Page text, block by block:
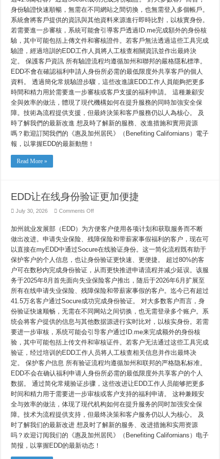
身份驗證快速順暢，無需在不同網站之間切換，也無需登入多個帳戶。
系統會將客戶提供的資訊與其他資料來源進行即時比對，以核實身份。
若需要進一步審核，系統可能會引導客戶透過ID.me完成額外的身份核
驗，其中可能包括上傳文件和審核證件。若客戶無法透過這些工具完成
驗證，經過培訓的EDD工作人員將人工核查相關資訊並作出最終決
定。 保護客戶資訊 所有驗證流程均遵循加州和聯邦的嚴格隱私標準。
EDD不會在確認福利申請人身份所必需的最低限度外共享客戶的個人
資料。 透過簡化常規驗證步驟，這些改進讓EDD工作人員能夠把更多
時間和精力用於需要進一步審核或客戶支援的福利申請。 這種兼顧安
全與效率的做法，體現了現代機構如何在提升服務的同時加強安全保
障。技術為流程提供支援，但最終決策和客戶服務仍以人為核心。 及
時了解我們的最新改進 想及時了解新的服務、改進措施和實用資源
嗎？歡迎訂閱我們的《惠及加州居民》（Benefiting Californians）電子
報，以掌握EDD的最新動態！
Read More »
EDD让在线身份验证更加便捷
July 30, 2026 Comments Offon
在
线
份
验
证
更
加
便
加州就业发展部（EDD）为方便客户使用各项计划和获取服务而不断
做出改进。申请失业保险、残障保险和带薪家事假福利的客户，现在可
以直接在myEDD中通过Socure在线验证身份。这一简化流程既有助于
保护客户的个人信息，也让身份验证更快速、更便捷。 超过80%的客
户可在数秒内完成身份验证，从而更快推进申请流程并减少延误。该服
务于2025年8月首先面向失业保险客户推出，随后于2026年6月扩展至
所有在线申请失业保险、残障保险和带薪家事假的客户。迄今已有超过
41.5万名客户通过Socure成功完成身份验证。 对大多数客户而言，身
份验证快速顺畅，无需在不同网站之间切换，也无需登录多个账户。系
统会将客户提供的信息与其他数据源进行实时比对，以核实身份。若需
要进一步审核，系统可能会引导客户通过ID.me来完成额外的身份核
验，其中可能包括上传文件和审核证件。若客户无法通过这些工具完成
验证，经过培训的EDD工作人员将人工核查相关信息并作出最终决
定。 保护客户信息 所有验证流程均遵循加州和联邦的严格隐私标准。
EDD不会在确认福利申请人身份所必需的最低限度外共享客户的个人
数据。 通过简化常规验证步骤，这些改进让EDD工作人员能够把更多
时间和精力用于需要进一步审核或客户支持的福利申请。 这种兼顾安
全与效率的做法，体现了现代机构如何在提升服务的同时加强安全保
障。技术为流程提供支持，但最终决策和客户服务仍以人为核心。 及
时了解我们的最新改进 想及时了解新的服务、改进措施和实用资源
吗？欢迎订阅我们的《惠及加州居民》（Benefiting Californians）电子
简报，以掌握EDD的最新动态！